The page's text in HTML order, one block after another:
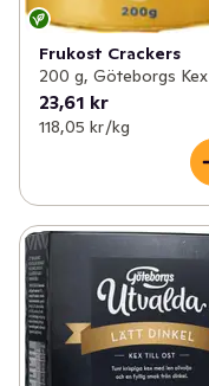
Frukost Crackers
200 g, Göteborgs Kex
23,61 kr
118,05 kr /kg